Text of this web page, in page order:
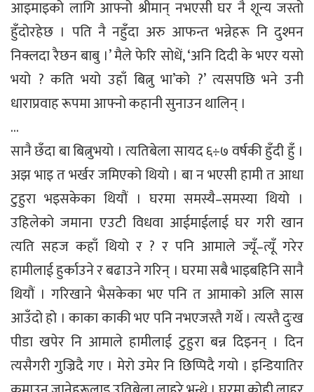
आइमाइको लागि आफ्नो श्रीमान् नभएसी घर नै शून्य जस्तो
हुँदोरहेछ । पति नै नहुँदा अरु आफन्त भन्नेहरू नि दुश्मन
निक्लदा रैछन बाबु ।’ मैले फेरि सोधें, ‘अनि दिदी के भएर यसो
भयो ? कति भयो उहाँ बित्नु भा’को ?’ त्यसपछि भने उनी
धाराप्रवाह रूपमा आफ्नो कहानी सुनाउन थालिन् ।
…
सानै छँदा बा बित्नुभयो । त्यतिबेला सायद ६÷७ वर्षकी हुँदी हुँ ।
अझ भाइ त भर्खर जमिएको थियो । बा न भएसी हामी त आधा
टुहुरा भइसकेका थियौं । घरमा समस्यै–समस्या थियो ।
उहिलेको जमाना एउटी विधवा आईमाईलाई घर गरी खान
त्यति सहज कहाँ थियो र ? र पनि आमाले ज्यूँ–त्यूँ गरेर
हामीलाई हुर्काउने र बढाउने गरिन् । घरमा सबै भाइबहिनि सानै
थियौं । गरिखाने भैसकेका भए पनि त आमाको अलि सास
आउँदो हो । काका काकी भए पनि नभएजस्तै गर्थे । त्यस्तै दुःख
पीडा खपेर नि आमाले हामीलाई टुहुरा बन्न दिइनन् । दिन
त्यसैगरी गुज्रिदै गए । मेरो उमेर नि छिप्पिदै गयो । इन्डियातिर